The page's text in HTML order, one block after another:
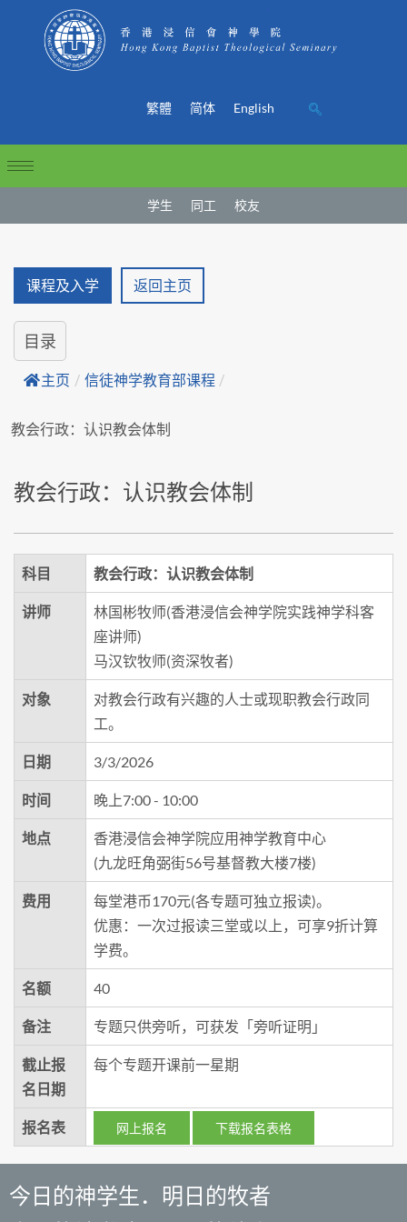
繁體 简体 English
学生 同工 校友
课程及入学 返回主页
目录
主页 / 信徒神学教育部课程 /
教会行政：认识教会体制
教会行政：认识教会体制
科目 教会行政：认识教会体制
讲师
林国彬牧师(香港浸信会神学院实践神学科客
座讲师)
马汉钦牧师(资深牧者)
对象
对教会行政有兴趣的人士或现职教会行政同
工。
日期 3/3/2026
时间 晚上7:00 - 10:00
地点
香港浸信会神学院应用神学教育中心
(九龙旺角弼街56号基督教大楼7楼)
费用
每堂港币170元(各专题可独立报读)。
优惠：一次过报读三堂或以上，可享9折计算
学费。
名额 40
备注 专题只供旁听，可获发「旁听证明」
截止报
名日期
每个专题开课前一星期
报名表 网上报名 下载报名表格
今日的神学生．明日的牧者